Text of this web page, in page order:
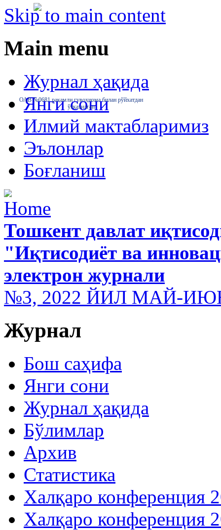
Skip to main content
Main menu
Журнал ҳақида
Янги сони
Илмий мактабларимиз
Эълонлар
Боғланиш
Тошкент давлат
"Иқтисодиёт ва
электрон журнали
№3, 2022 ЙИЛ МАЙ-
ОАВ №0681 рақамли гувоҳнома билан рўйхатдан
ўтказилган
Журнал
Бош саҳифа
Янги сони
Журнал ҳақида
Бўлимлар
Архив
Статистика
Халқаро конференция
Халқаро конференция